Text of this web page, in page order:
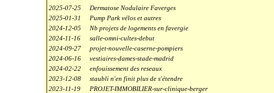
2025-07-25
Dermatose Nodulaire Faverges
2025-01-31
Pump Park vélos et autres
2024-12-05
Nb projets de logements en favergie
2024-11-16
salle-omni-cultes-debut
2024-09-27
projet-nouvelle-caserne-pompiers
2024-06-16
vestiaires-dames-stade-madrid
2024-02-22
enfouissement des reseaux
2023-12-08
staubli n'en finit plus de s'étendre
2023-11-19
PROJET-IMMOBILIER-sur-clinique-berger